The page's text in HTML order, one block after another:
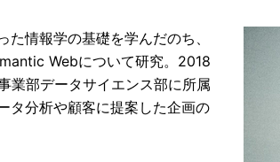
情報学の基礎を学んだのち、
Webについて研究。2018
業部データサイエンス部に所属
タ分析や顧客に提案した企画の